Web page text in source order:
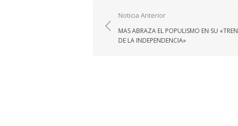
Navegación
de
entradas
Noticia Anterior
MAS ABRAZA EL POPULISMO EN SU «TREN
DE LA INDEPENDENCIA»